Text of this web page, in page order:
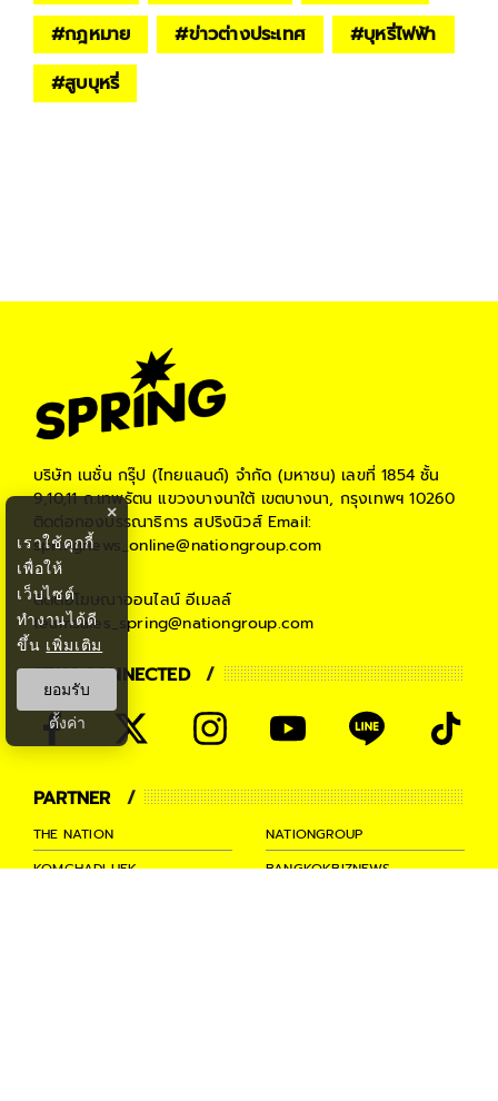
#กฎหมาย #ข่าวต่างประเทศ #บุหรี่ไฟฟ้า
#สูบบุหรี่
บริษัท เนชั่น กรุ๊ป (ไทยแลนด์) จำกัด (มหาชน) เลขที่ 1854 ชั้น
9,10,11 ถ.เทพรัตน แขวงบางนาใต้ เขตบางนา, กรุงเทพฯ 10260
ติดต่อกองบรรณาธิการ สปริงนิวส์Email:
springnews_online@nationgroup.com
ติดต่อโฆษณาออนไลน์ อีเมลล์
teamsales_spring@nationgroup.com
STAY CONNECTED
PARTNER
THE NATION
NATIONGROUP
KOMCHADLUEK
BANGKOKBIZNEWS
×
เราใช้คุกกี้
เพื่อให้
เว็บไซต์
ทำงานได้ดี
ขึ้น เพิ่มเติม
ยอมรับ
ตั้งค่า